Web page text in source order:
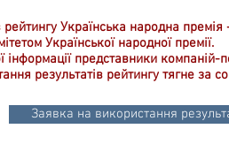
рейтингу Українська народна
Української народної премії.
інформації представники
результатів рейтингу тягне за
Заявка на використання